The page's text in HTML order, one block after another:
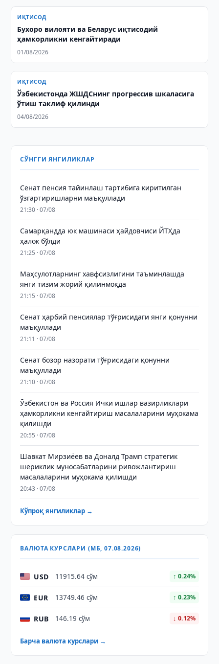
ИҚТИСОД
Бухоро вилояти ва Беларус иқтисодий
ҳамкорликни кенгайтиради
01/08/2026
ИҚТИСОД
Ўзбекистонда ЖШДСнинг прогрессив шкаласига
ўтиш таклиф қилинди
04/08/2026
СЎНГГИ ЯНГИЛИКЛАР
Сенат пенсия тайинлаш тартибига киритилган
ўзгартиришларни маъқуллади
21:30 · 07/08
Самарқандда юк машинаси ҳайдовчиси ЙТҲда
ҳалок бўлди
21:25 · 07/08
Маҳсулотларнинг хавфсизлигини таъминлашда
янги тизим жорий қилинмоқда
21:15 · 07/08
Сенат ҳарбий пенсиялар тўғрисидаги янги қонунни
маъқуллади
21:11 · 07/08
Сенат бозор назорати тўғрисидаги қонунни
маъқуллади
21:10 · 07/08
Ўзбекистон ва Россия Ички ишлар вазирликлари
ҳамкорликни кенгайтириш масалаларини муҳокама
қилишди
20:55 · 07/08
Шавкат Мирзиёев ва Доналд Трамп стратегик
шериклик муносабатларини ривожлантириш
масалаларини муҳокама қилишди
20:43 · 07/08
Кўпроқ янгиликлар →
ВАЛЮТА КУРСЛАРИ (МБ, 07.08.2026)
USD 11915.64 сўм ↑ 0.24%
EUR 13749.46 сўм ↑ 0.23%
RUB 146.19 сўм ↓ 0.12%
Барча валюта курслари →